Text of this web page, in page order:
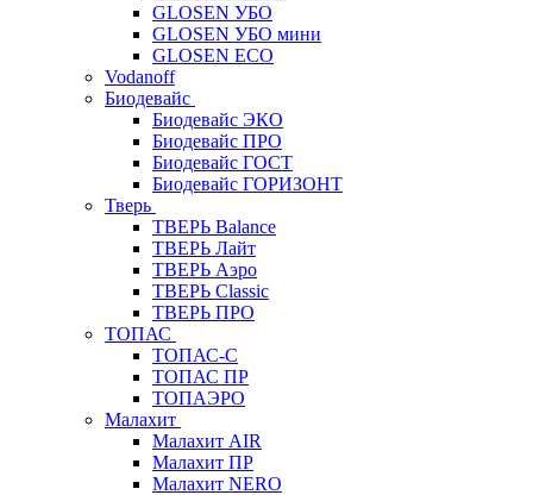
GLOSEN УБО
GLOSEN УБО мини
GLOSEN ECO
Vodanoff
Биодевайс
Биодевайс ЭКО
Биодевайс ПРО
Биодевайс ГОСТ
Биодевайс ГОРИЗОНТ
Тверь
ТВЕРЬ Balance
ТВЕРЬ Лайт
ТВЕРЬ Аэро
ТВЕРЬ Classic
ТВЕРЬ ПРО
ТОПАС
ТОПАС-С
ТОПАС ПР
ТОПАЭРО
Малахит
Малахит AIR
Малахит ПР
Малахит NERO